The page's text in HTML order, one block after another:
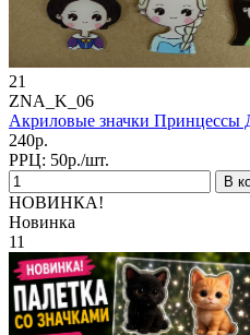
21
ZNA_K_06
Акриловые значки Принцессы
240р.
РРЦ: 50р./шт.
В
НОВИНКА!
Новинка
11